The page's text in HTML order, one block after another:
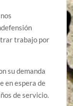
trabajo por
su demanda
en espera de
de servicio.